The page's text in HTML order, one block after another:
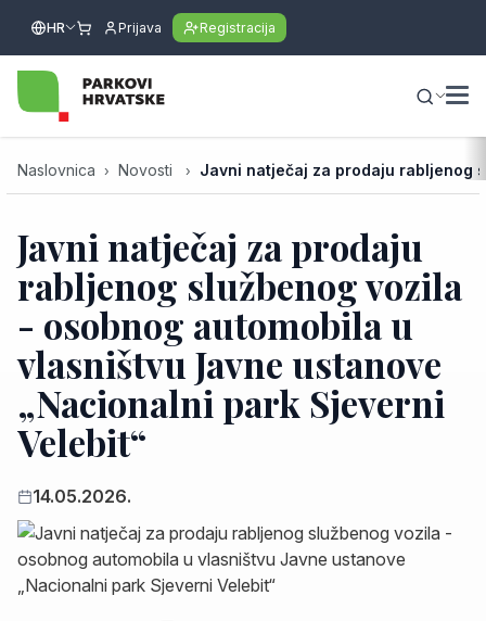
HR Prijava Registracija
Naslovnica Novosti Javni natječaj za prodaju rabljenog
Javni natječaj za prodaju
rabljenog službenog vozila
- osobnog automobila u
vlasništvu Javne ustanove
„Nacionalni park Sjeverni
Velebit“
14.05.2026.